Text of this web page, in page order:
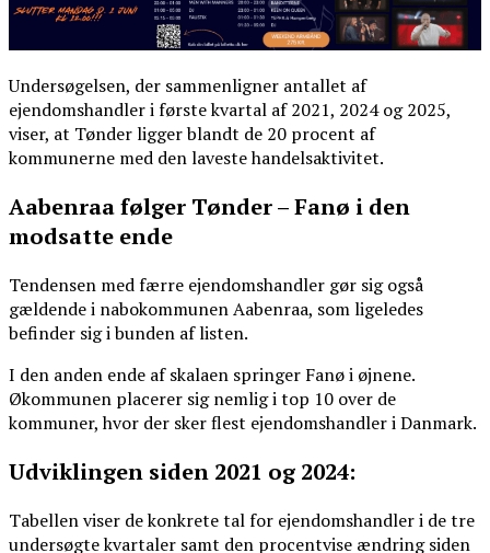
Undersøgelsen, der sammenligner antallet af
ejendomshandler i første kvartal af 2021, 2024 og 2025,
viser, at Tønder ligger blandt de 20 procent af
kommunerne med den laveste handelsaktivitet.
Aabenraa følger Tønder – Fanø i den
modsatte ende
Tendensen med færre ejendomshandler gør sig også
gældende i nabokommunen Aabenraa, som ligeledes
befinder sig i bunden af listen.
I den anden ende af skalaen springer Fanø i øjnene.
Økommunen placerer sig nemlig i top 10 over de
kommuner, hvor der sker flest ejendomshandler i Danmark.
Udviklingen siden 2021 og 2024:
Tabellen viser de konkrete tal for ejendomshandler i de tre
undersøgte kvartaler samt den procentvise ændring siden